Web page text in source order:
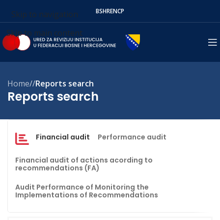
Skip to navigation
Skip to main content
BSHRENСР
Reports search
Home/ Reports search
Financial audit Performance audit
Financial audit of actions acording to
recommendations (FA)
Audit Performance of Monitoring the
Implementations of Recommendations